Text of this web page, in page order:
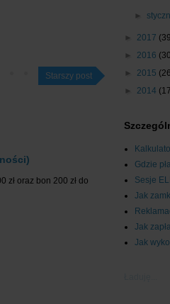
Starszy post
zł oraz bon 200 zł do
►
► 2017
► 2016
► 2015
► 2014
Gdzie
Sesje
Jak
Jak
Jak